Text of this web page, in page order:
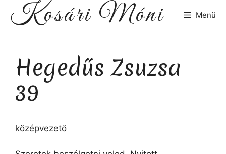
Kilépés
Kosári Móni Menü
Hegedűs Zsuzsa
39
középvezető